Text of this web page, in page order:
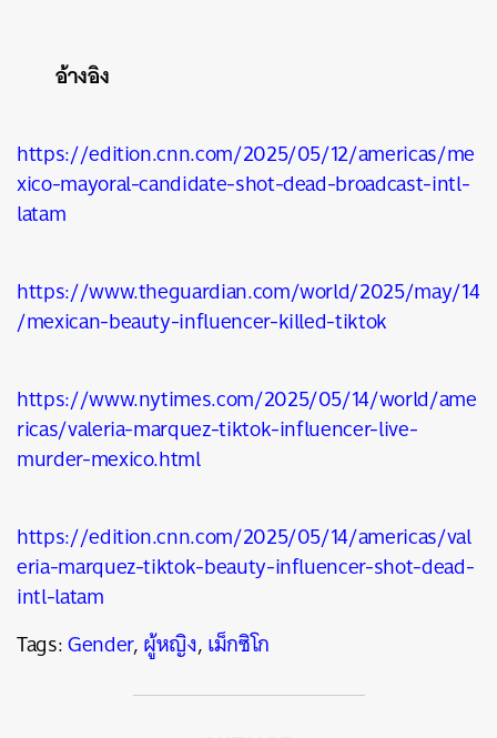
อ้างอิง
https://edition.cnn.com/2025/05/12/americas/me
xico-mayoral-candidate-shot-dead-broadcast-intl-
latam
https://www.theguardian.com/world/2025/may/14
/mexican-beauty-influencer-killed-tiktok
https://www.nytimes.com/2025/05/14/world/ame
ricas/valeria-marquez-tiktok-influencer-live-
murder-mexico.html
https://edition.cnn.com/2025/05/14/americas/val
eria-marquez-tiktok-beauty-influencer-shot-dead-
intl-latam
Tags:Gender,ผู้หญิง,เม็กซิโก